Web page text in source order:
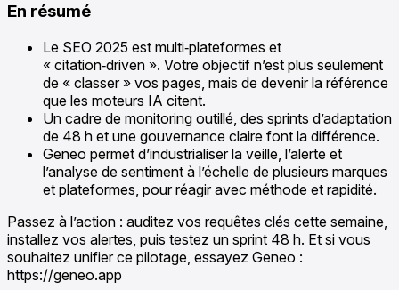
En résumé
Le SEO 2025 est multi‑plateformes et
« citation‑driven ». Votre objectif n’est plus seulement
de « classer » vos pages, mais de devenir la référence
que les moteurs IA citent.
Un cadre de monitoring outillé, des sprints d’adaptation
de 48 h et une gouvernance claire font la différence.
Geneo permet d’industrialiser la veille, l’alerte et
l’analyse de sentiment à l’échelle de plusieurs marques
et plateformes, pour réagir avec méthode et rapidité.
Passez à l’action : auditez vos requêtes clés cette semaine,
installez vos alertes, puis testez un sprint 48 h. Et si vous
souhaitez unifier ce pilotage, essayez Geneo :
https://geneo.app